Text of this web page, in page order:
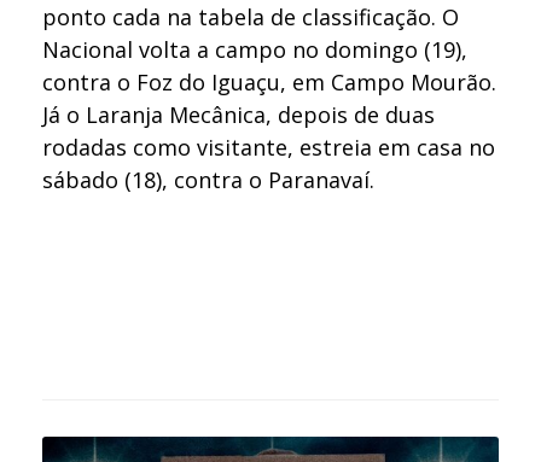
ponto cada na tabela de classificação. O
Nacional volta a campo no domingo (19),
contra o Foz do Iguaçu, em Campo Mourão.
Já o Laranja Mecânica, depois de duas
rodadas como visitante, estreia em casa no
sábado (18), contra o Paranavaí.